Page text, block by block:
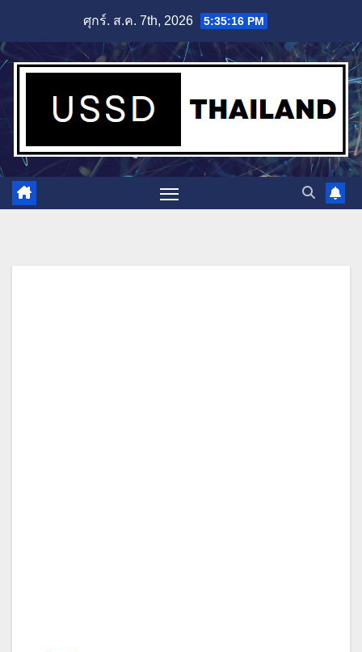
content
ศุกร์. ส.ค. 7th, 2026 5:35:17 PM